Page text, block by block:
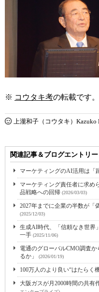
※ コウタキ考の転載です。
上瀧和子（コウタキ）Kazuko
関連記事＆ブログエントリー
マーケティングのAI活用は「
マーケティング責任者に求め
品戦略への回帰 (2026/03/03)
2027年までに企業の半数が「
(2025/12/03)
生成AI時代、「信頼なき世界
一手 (2025/11/06)
電通のグローバルCMO調査
るか」
(2026/01/19)
100万人のより良い“はたらく
大阪ガスが月2000時間の共